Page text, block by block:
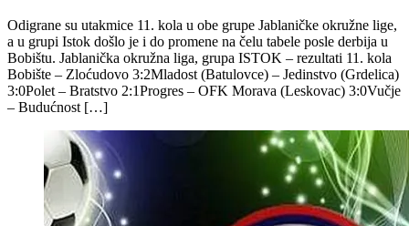
Odigrane su utakmice 11. kola u obe grupe Jablaničke okružne lige,
a u grupi Istok došlo je i do promene na čelu tabele posle derbija u
Bobištu. Jablanička okružna liga, grupa ISTOK – rezultati 11. kola
Bobište – Zloćudovo 3:2Mladost (Batulovce) – Jedinstvo (Grdelica)
3:0Polet – Bratstvo 2:1Progres – OFK Morava (Leskovac) 3:0Vučje
– Budućnost […]